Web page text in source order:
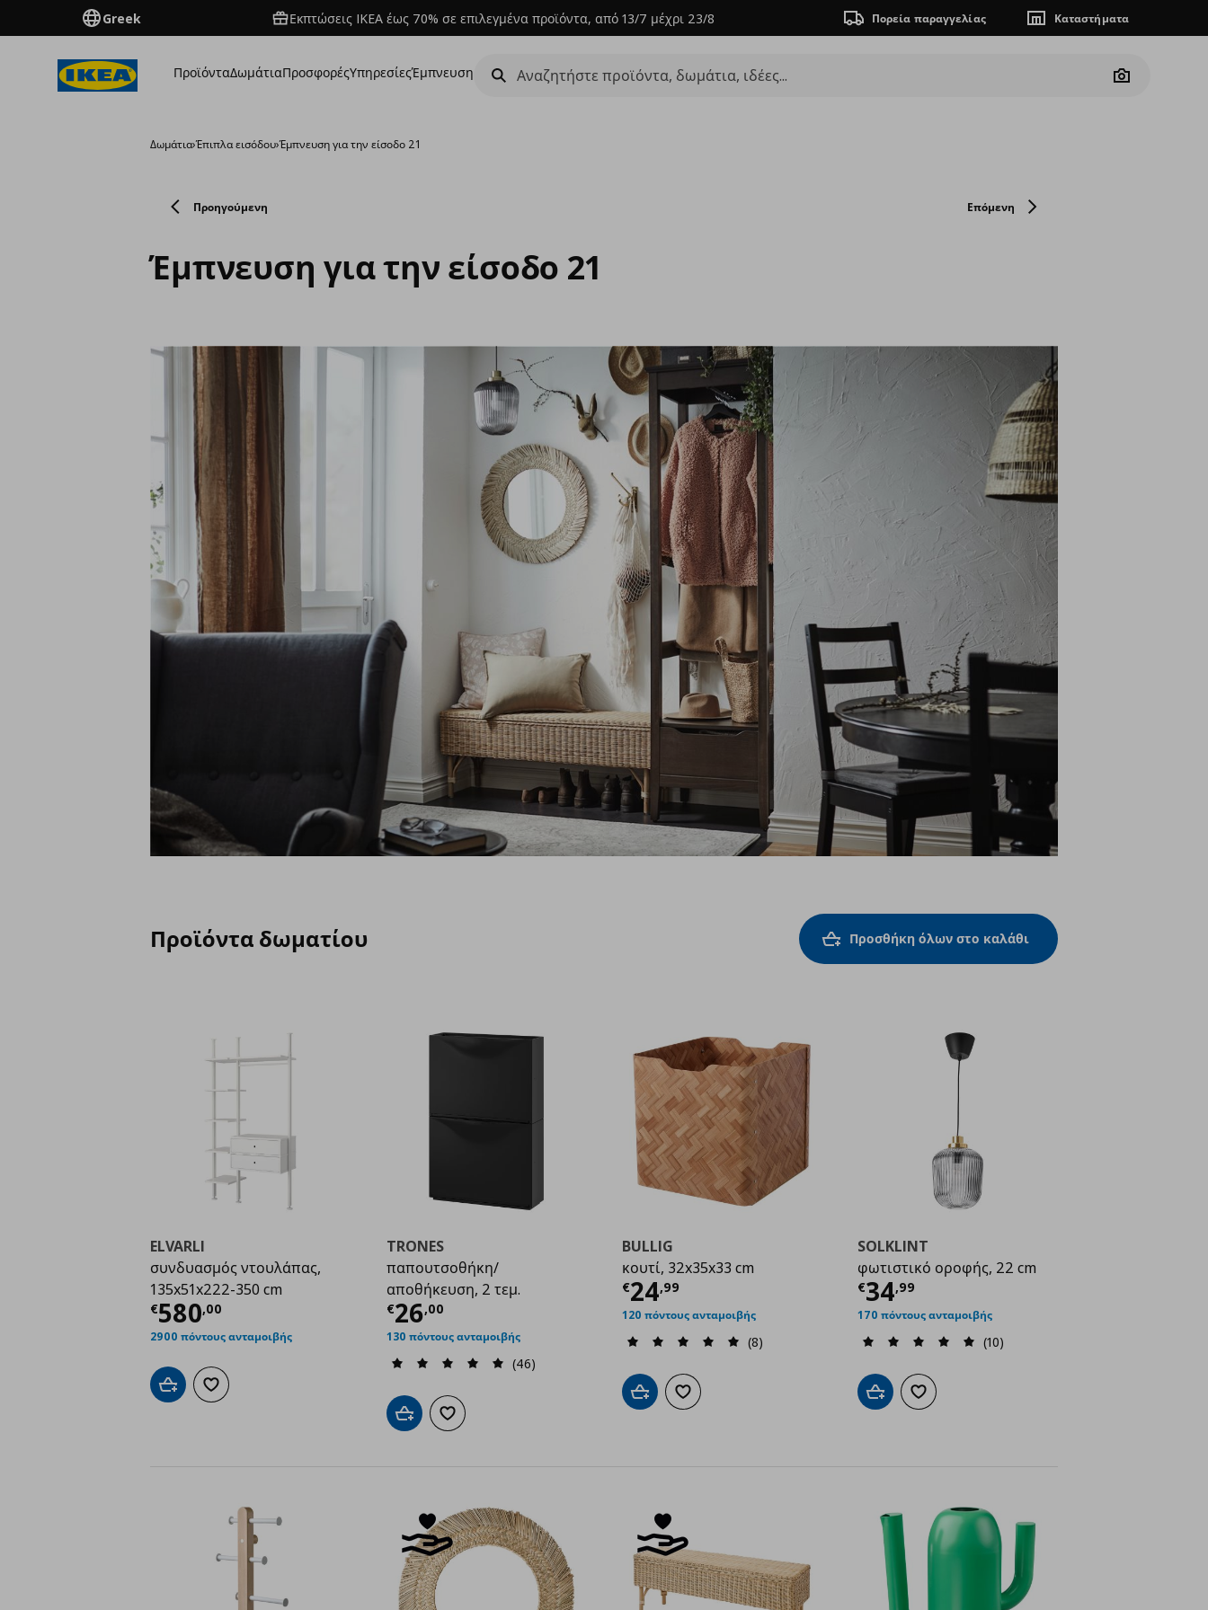
Greek Εκπτώσεις IKEA έως 70% σε επιλεγμένα προϊόντα, από 13/7 μέχρι 23/8 Πορεία παραγγελίας Καταστήματα
ΠροϊόνταΔωμάτιαΠροσφορέςΥπηρεσίεςΈμπνευση
Camera
Δωμάτια›Έπιπλα εισόδου›Έμπνευση για την είσοδο 21
Προηγούμενη Επόμενη
Έμπνευση για την είσοδο 21
Προϊόντα δωματίου Προσθήκη όλων στο καλάθι
ELVARLI
συνδυασμός ντουλάπας,
135x51x222-350 cm
€580,00
Τρέχουσα τιμή € 580,00
2900 πόντους ανταμοιβής
Προσθήκη στο καλάθι
Προσθήκη στα αγαπημένα
TRONES
παπουτσοθήκη/
αποθήκευση, 2 τεμ.
€26,00
Τρέχουσα τιμή € 26,00
130 πόντους ανταμοιβής
(46)
Προσθήκη στο καλάθι
Προσθήκη στα αγαπημένα
BULLIG
κουτί, 32x35x33 cm
€24,99
Τρέχουσα τιμή € 24,99
120 πόντους ανταμοιβής
(8)
Προσθήκη στο καλάθι
Προσθήκη στα αγαπημένα
SOLKLINT
φωτιστικό οροφής, 22 cm
€34,99
Τρέχουσα τιμή
170 πόντους ανταμοιβής
(10)
Προσθήκη στο καλάθι
Προσθήκη στα αγαπημένα